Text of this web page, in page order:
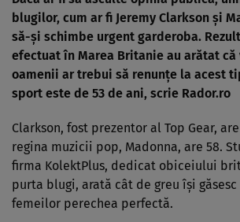
blugilor, cum ar fi Jeremy Clarkson şi
să-şi schimbe urgent garderoba.
efectuat în Marea Britanie au arătat că
oamenii ar trebui să renunţe la acest
sport este de 53 de ani, scrie Rador.ro
Clarkson, fost prezentor al Top Gear,
regina muzicii pop, Madonna, are 58.
firma KolektPlus, dedicat obiceiului
purta blugi, arată cât de greu îşi
femeilor perechea perfectă.